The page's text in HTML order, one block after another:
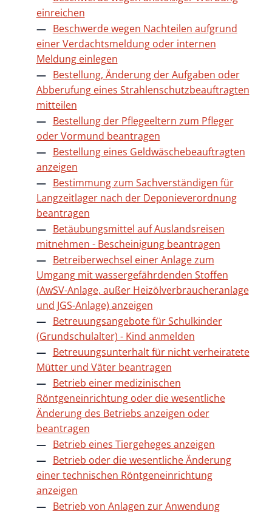
einreichen
Beschwerde wegen Nachteilen aufgrund
einer Verdachtsmeldung oder internen
Meldung einlegen
Bestellung, Änderung der Aufgaben oder
Abberufung eines Strahlenschutzbeauftragten
mitteilen
Bestellung der Pflegeeltern zum Pfleger
oder Vormund beantragen
Bestellung eines Geldwäschebeauftragten
anzeigen
Bestimmung zum Sachverständigen für
Langzeitlager nach der Deponieverordnung
beantragen
Betäubungsmittel auf Auslandsreisen
mitnehmen - Bescheinigung beantragen
Betreiberwechsel einer Anlage zum
Umgang mit wassergefährdenden Stoffen
(AwSV-Anlage, außer Heizölverbraucheranlage
und JGS-Anlage) anzeigen
Betreuungsangebote für Schulkinder
(Grundschulalter) - Kind anmelden
Betreuungsunterhalt für nicht verheiratete
Mütter und Väter beantragen
Betrieb einer medizinischen
Röntgeneinrichtung oder die wesentliche
Änderung des Betriebs anzeigen oder
beantragen
Betrieb eines Tiergeheges anzeigen
Betrieb oder die wesentliche Änderung
einer technischen Röntgeneinrichtung
anzeigen
Betrieb von Anlagen zur Anwendung